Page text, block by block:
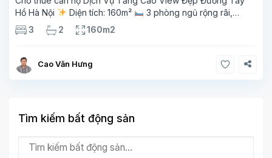
Hồ Hà Nội
Diện tích: 160m²
3 phòng ngủ rộng rãi,
thoáng sáng
2 phòng tắm tiện nghi
khách hiện đại, ban công thoáng mát
3 2 160m2
Cao Văn Hưng
Tìm kiếm bất động sản